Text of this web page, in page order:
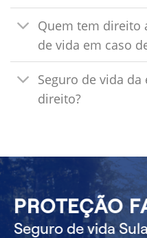
Quem tem direito
de vida em caso
Seguro de vida
direito?
PROTEÇÃO
Seguro de vida